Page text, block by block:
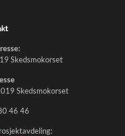
Skedsmokorset
Skedsmokorset
46 46